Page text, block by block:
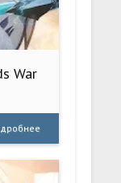
War